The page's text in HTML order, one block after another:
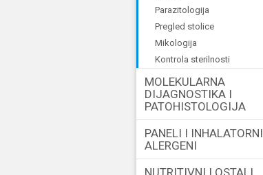
parazitologija
pregled stolice
mikologija
kontrola sterilnosti
MOLEKULARNA
DIJAGNOSTIKA I
PATOHISTOLOGIJA
PANELI I INHALATORNI
ALERGENI
NUTRITIVNI I OSTALI